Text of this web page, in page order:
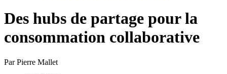
Des hubs de partage pour la
consommation collaborative
Par Pierre Mallet